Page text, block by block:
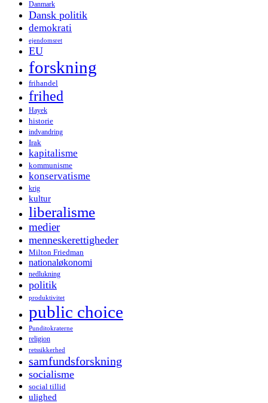
Danmark
Dansk politik
demokrati
ejendomsret
EU
forskning
frihandel
frihed
Hayek
historie
indvandring
Irak
kapitalisme
kommunisme
konservatisme
krig
kultur
liberalisme
medier
menneskerettigheder
Milton Friedman
nationaløkonomi
nedlukning
politik
produktivitet
public choice
Punditokraterne
religion
retssikkerhed
samfundsforskning
socialisme
social tillid
ulighed